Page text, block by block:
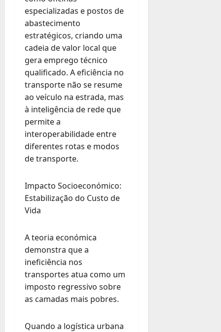
especializadas e postos de
abastecimento
estratégicos, criando uma
cadeia de valor local que
gera emprego técnico
qualificado. A eficiência no
transporte não se resume
ao veículo na estrada, mas
à inteligência de rede que
permite a
interoperabilidade entre
diferentes rotas e modos
de transporte.
Impacto Socioeconómico:
Estabilização do Custo de
Vida
A teoria económica
demonstra que a
ineficiência nos
transportes atua como um
imposto regressivo sobre
as camadas mais pobres.
Quando a logística urbana